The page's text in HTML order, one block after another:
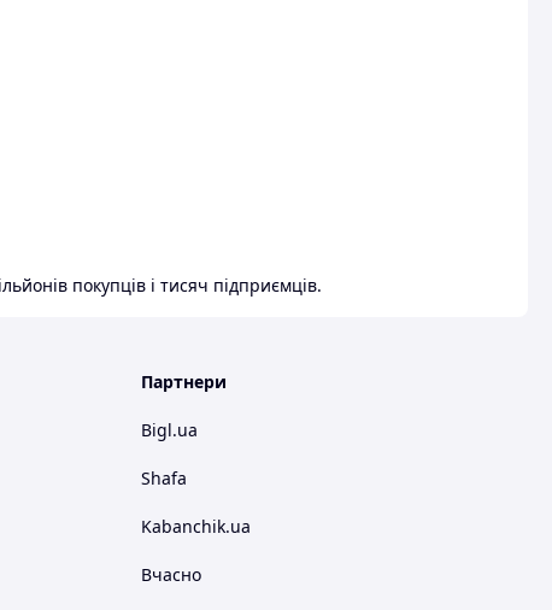
покупців і тисяч підприємців.
Партнери
Bigl.ua
Shafa
Kabanchik.ua
Вчасно